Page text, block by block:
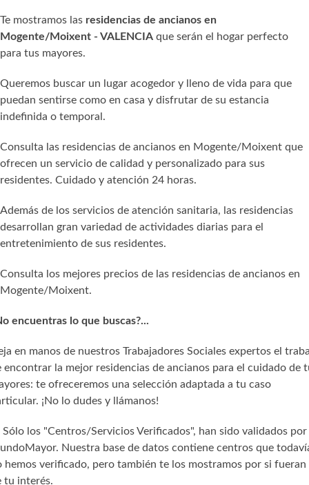
Te mostramos las residencias de ancianos en
Mogente/Moixent - VALENCIA que serán el hogar perfecto
para tus mayores.
Queremos buscar un lugar acogedor y lleno de vida para que
puedan sentirse como en casa y disfrutar de su estancia
indefinida o temporal.
Consulta las residencias de ancianos en Mogente/Moixent que
ofrecen un servicio de calidad y personalizado para sus
residentes. Cuidado y atención 24 horas.
Además de los servicios de atención sanitaria, las residencias
desarrollan gran variedad de actividades diarias para el
entretenimiento de sus residentes.
Consulta los mejores precios de las residencias de ancianos en
Mogente/Moixent.
encuentras lo que buscas?...
en manos de nuestros Trabajadores Sociales expertos el
encontrar la mejor residencias de ancianos para el cuidado de
te ofreceremos una selección adaptada a tu caso
¡No lo dudes y llámanos!
Sólo los "Centros/Servicios Verificados", han sido validados por
Nuestra base de datos contiene centros que
hemos verificado, pero también te los mostramos por si fueran
tu interés.